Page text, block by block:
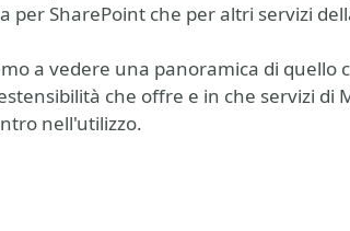
per SharePoint che per altri servizi
a vedere una panoramica di quello
che offre e in che servizi di
nell'utilizzo.